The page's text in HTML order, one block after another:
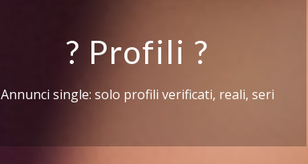
? Profili ?
Annunci single: solo profili verificati, reali, seri